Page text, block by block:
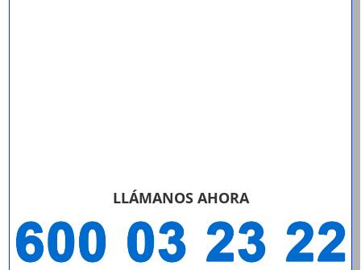
LLÁMANOS AHORA